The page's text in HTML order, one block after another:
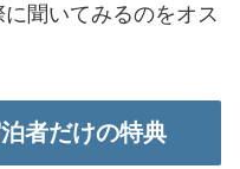
聞いてみるのをオス
者だけの特典